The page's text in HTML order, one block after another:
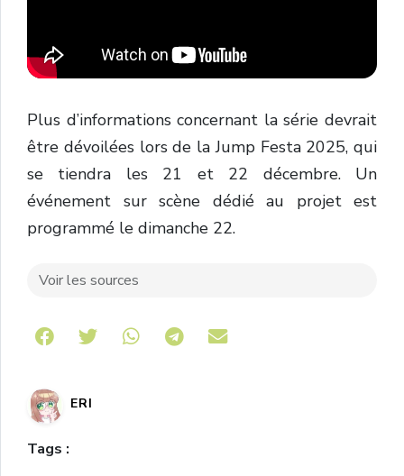
Plus d’informations concernant la série devrait
être dévoilées lors de la Jump Festa 2025, qui
se tiendra les 21 et 22 décembre. Un
événement sur scène dédié au projet est
programmé le dimanche 22.
Voir les sources
Share on Telegram
ERI
Tags :